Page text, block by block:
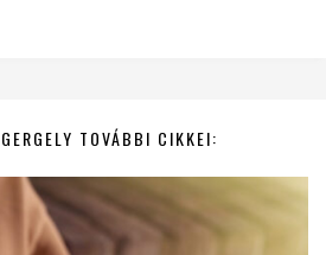
TOVÁBBI CIKKEI: